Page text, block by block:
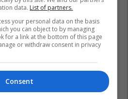
data. List of partners.
your personal data on the basis
you can object to by managing
for a link at the bottom of this page
or withdraw consent in privacy
Consent